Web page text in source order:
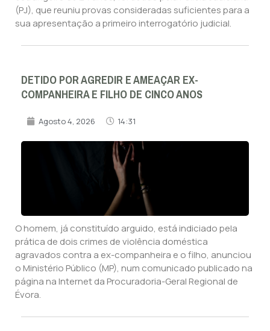
(PJ), que reuniu provas consideradas suficientes para a
sua apresentação a primeiro interrogatório judicial.
DETIDO POR AGREDIR E AMEAÇAR EX-
COMPANHEIRA E FILHO DE CINCO ANOS
Agosto 4, 2026 14:31
O homem, já constituído arguido, está indiciado pela
prática de dois crimes de violência doméstica
agravados contra a ex-companheira e o filho, anunciou
o Ministério Público (MP), num comunicado publicado na
página na Internet da Procuradoria-Geral Regional de
Évora.